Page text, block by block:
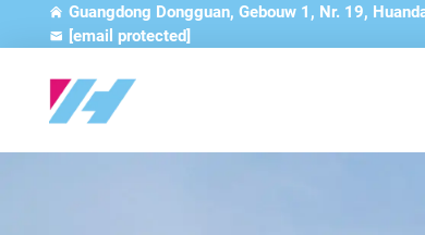
Guangdong Dongguan, Gebouw 1, Nr. 19,
[email protected]